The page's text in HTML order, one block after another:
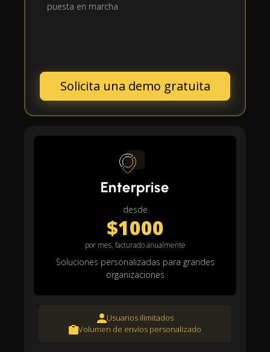
puesta en marcha
Solicita una demo gratuita
Enterprise
desde
$1000
por mes, facturado anualmente
Soluciones personalizadas para grandes
organizaciones
Usuarios ilimitados
Volumen de envíos personalizado